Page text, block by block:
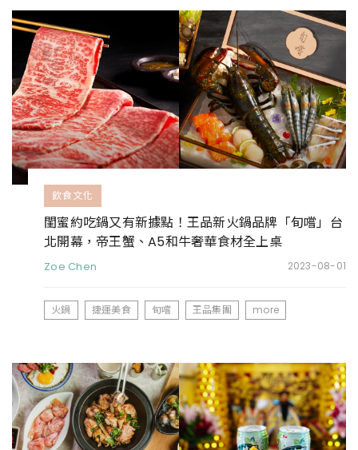
飲食文化
閨蜜約吃鍋又有新據點！王品新火鍋品牌「旬嚐」台
北開幕，帝王蟹、A5和牛奢華食材全上桌
Zoe Chen 2023-08-01
火鍋 捷運美食 旬嚐 王品集團 more